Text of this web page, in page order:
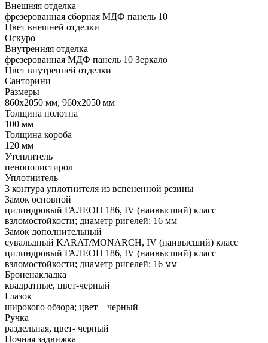
Внешняя отделка
фрезерованная сборная МДФ панель 10
Цвет внешней отделки
Оскуро
Внутренняя отделка
фрезерованная МДФ панель 10 Зеркало
Цвет внутренней отделки
Санторини
Размеры
860х2050 мм, 960х2050 мм
Толщина полотна
100 мм
Толщина короба
120 мм
Утеплитель
пенополистирол
Уплотнитель
3 контура уплотнителя из вспененной резины
Замок основной
цилиндровый ГАЛЕОН 186, IV (наивысший) класс
взломостойкости; диаметр ригелей: 16 мм
Замок дополнительный
сувальдный KARAT/MONARCH, IV (наивысший) класс
цилиндровый ГАЛЕОН 186, IV (наивысший) класс
взломостойкости; диаметр ригелей: 16 мм
Броненакладка
квадратные, цвет-черный
Глазок
широкого обзора; цвет – черный
Ручка
раздельная, цвет- черный
Ночная задвижка